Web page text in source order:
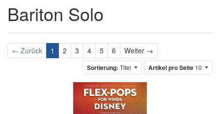
Bariton Solo
← Zurück 1 2 3 4 5 6 Weiter →
Sortierung: Titel Artikel pro Seite 10